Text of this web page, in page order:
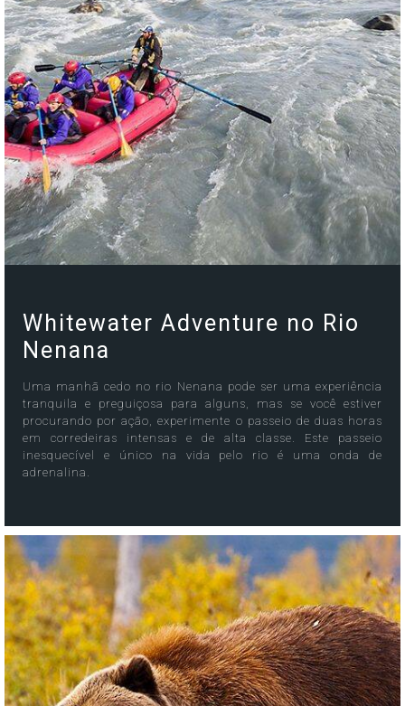
Whitewater Adventure no Rio
Nenana
Uma manhã cedo no rio Nenana pode ser uma experiência
tranquila e preguiçosa para alguns, mas se você estiver
procurando por ação, experimente o passeio de duas horas
em corredeiras intensas e de alta classe. Este passeio
inesquecível e único na vida pelo rio é uma onda de
adrenalina.